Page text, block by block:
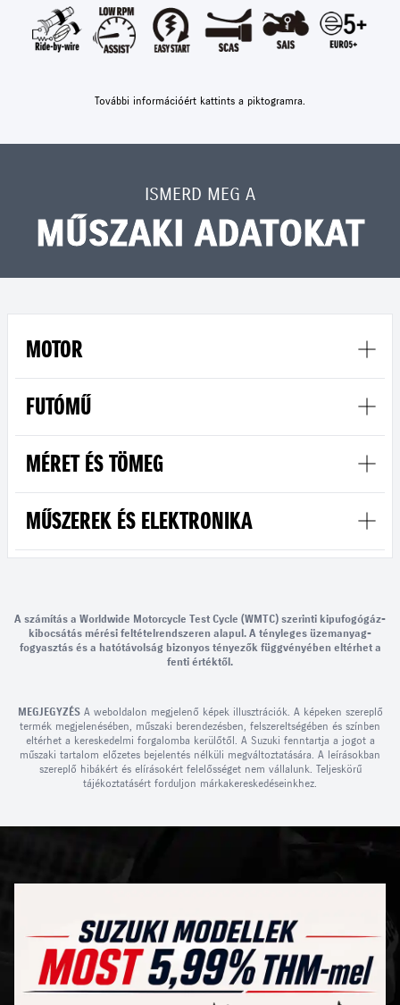
További információért kattints a piktogramra.
ISMERD MEG A
MŰSZAKI ADATOKAT
MOTOR
FUTÓMŰ
MÉRET ÉS TÖMEG
MŰSZEREK ÉS ELEKTRONIKA
A számítás a Worldwide Motorcycle Test Cycle (WMTC) szerinti kipufogógáz-
kibocsátás mérési feltételrendszeren alapul. A tényleges üzemanyag-
fogyasztás és a hatótávolság bizonyos tényezők függvényében eltérhet a
fenti értéktől.
MEGJEGYZÉSA weboldalon megjelenő képek illusztrációk. A képeken szereplő
termék megjelenésében, műszaki berendezésben, felszereltségében és színben
eltérhet a kereskedelmi forgalomba kerülőtől. A Suzuki fenntartja a jogot a
műszaki tartalom előzetes bejelentés nélküli megváltoztatására. A leírásokban
szereplő hibákért és elírásokért felelősséget nem vállalunk. Teljeskörű
tájékoztatásért forduljon márkakereskedéseinkhez.